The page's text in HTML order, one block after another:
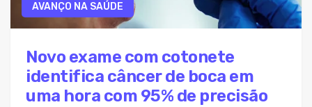
AVANÇO NA SAÚDE
Novo exame com cotonete
identifica câncer de boca em
uma hora com 95% de precisão